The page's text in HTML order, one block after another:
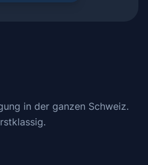
in der ganzen Schweiz.